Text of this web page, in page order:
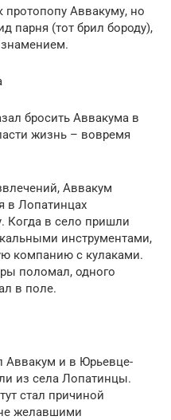
Аввакуму, но
парня (тот брил бороду),
бросить Аввакума в
жизнь – вовремя
Аввакум
в Лопатинцах
Когда в село пришли
инструментами,
компанию с кулаками.
поломал, одного
в поле.
Аввакум и в Юрьевце-
из села Лопатинцы.
стал причиной
желавшими